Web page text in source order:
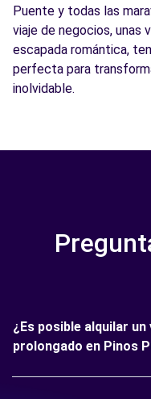
Puente y todas las
viaje de negocios, unas
escapada romántica,
perfecta para
inolvidable.
¿Es posible alquilar
prolongado en Pinos